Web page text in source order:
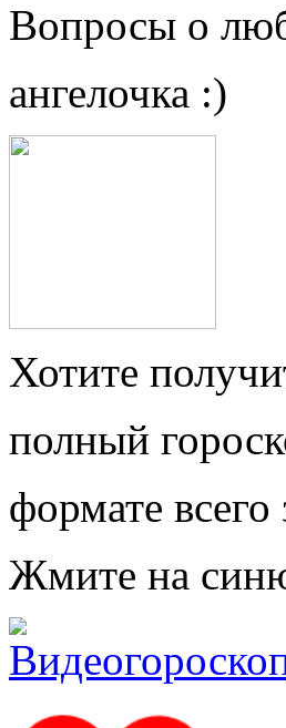
Вопросы о
ангелочка :)
Хотите
полный
формате всего
Жмите на